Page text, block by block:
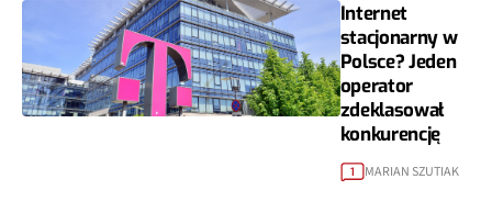
Internet
stacjonarny w
Polsce? Jeden
operator
zdeklasował
konkurencję
1 MARIAN SZUTIAK